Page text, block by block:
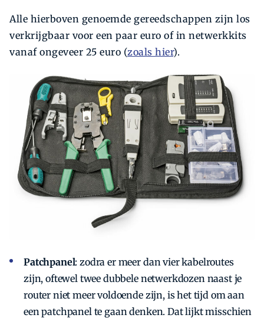
Alle hierboven genoemde gereedschappen zijn los
verkrijgbaar voor een paar euro of in netwerkkits
vanaf ongeveer 25 euro (zoals hier).
Patchpanel: zodra er meer dan vier kabelroutes
zijn, oftewel twee dubbele netwerkdozen naast je
router niet meer voldoende zijn, is het tijd om aan
een patchpanel te gaan denken. Dat lijkt misschien